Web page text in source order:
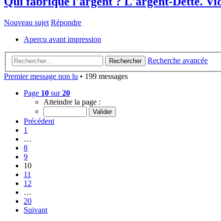
Nouveau sujet Répondre
Aperçu avant impression
Rechercher
Recherche avancée
Premier message non lu • 199 messages
Page 10 sur20
Atteindre la page :
Précédent
1
…
8
9
10
11
12
…
20
Suivant